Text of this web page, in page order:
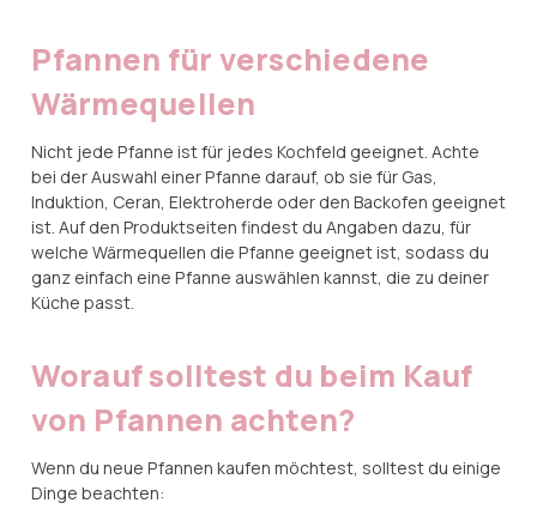
Pfannen für verschiedene
Wärmequellen
Nicht jede Pfanne ist für jedes Kochfeld geeignet. Achte
bei der Auswahl einer Pfanne darauf, ob sie für Gas,
Induktion, Ceran, Elektroherde oder den Backofen geeignet
ist. Auf den Produktseiten findest du Angaben dazu, für
welche Wärmequellen die Pfanne geeignet ist, sodass du
ganz einfach eine Pfanne auswählen kannst, die zu deiner
Küche passt.
Worauf solltest du beim Kauf
von Pfannen achten?
Wenn du neue Pfannen kaufen möchtest, solltest du einige
Dinge beachten: